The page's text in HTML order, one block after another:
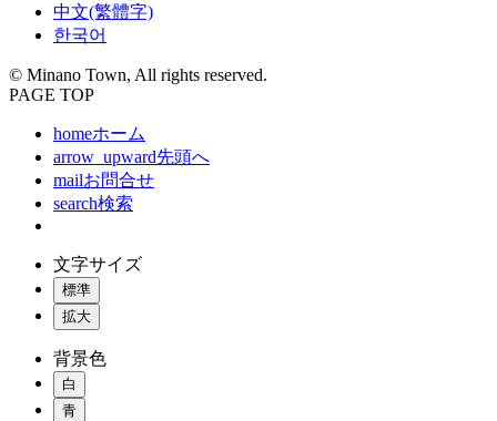
中文(繁體字)
한국어
© Minano Town, All rights reserved.
PAGE TOP
homeホーム
arrow_upward先頭へ
mailお問合せ
search検索
文字サイズ
標準
拡大
背景色
白
青